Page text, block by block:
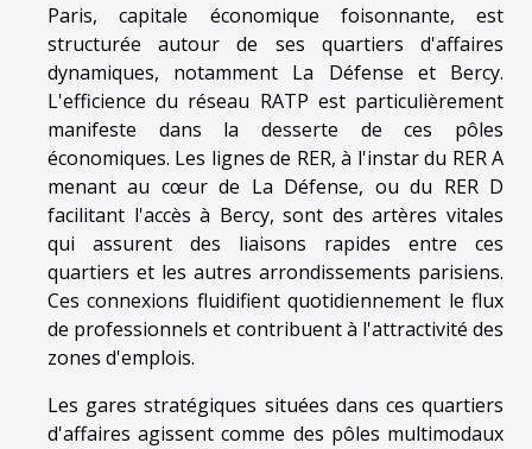
Paris, capitale économique foisonnante, est
structurée autour de ses quartiers d'affaires
dynamiques, notamment La Défense et Bercy.
L'efficience du réseau RATP est particulièrement
manifeste dans la desserte de ces pôles
économiques. Les lignes de RER, à l'instar du RER A
menant au cœur de La Défense, ou du RER D
facilitant l'accès à Bercy, sont des artères vitales
qui assurent des liaisons rapides entre ces
quartiers et les autres arrondissements parisiens.
Ces connexions fluidifient quotidiennement le flux
de professionnels et contribuent à l'attractivité des
zones d'emplois.
Les gares stratégiques situées dans ces quartiers
d'affaires agissent comme des pôles multimodaux